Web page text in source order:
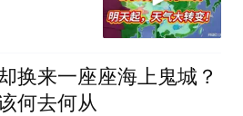
换来一座座海上鬼城？
何去何从